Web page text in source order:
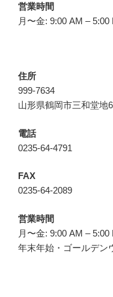
営業時間
月〜金: 9:00 AM – 5:00
住所
999-7634
山形県鶴岡市三和堂地
電話
0235-64-4791
FAX
0235-64-2089
営業時間
月〜金: 9:00 AM – 5:00
年末年始・ゴールデン